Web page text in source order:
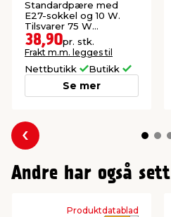
standardpære E27 10
W
Standardpære med
E27-sokkel og 10 W.
Tilsvarer 75 W
glødepære.
38,90pr. stk.
Frakt m.m. legges til
Nettbutikk Butikk
Se mer
Forrige
Andre har også sett
Produktdatablad